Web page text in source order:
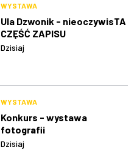
WYSTAWA
Ula Dzwonik - nieoczywisTA
CZĘŚĆ ZAPISU
Dzisiaj
WYSTAWA
Konkurs - wystawa
fotografii
Dzisiaj